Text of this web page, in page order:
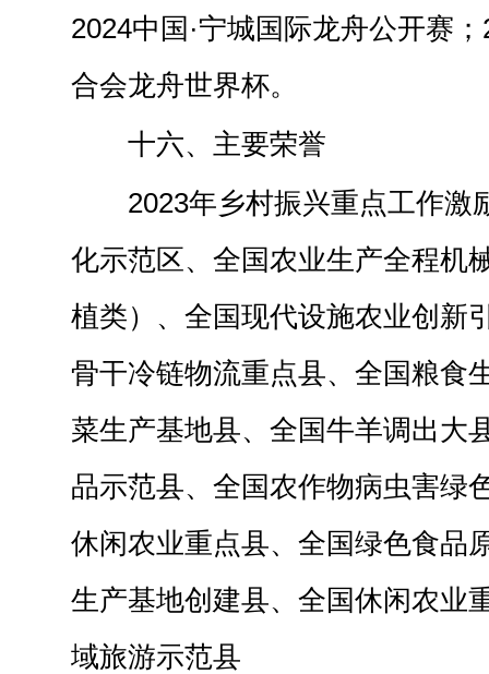
2024中国·宁城国际龙舟公开赛
合会龙舟世界杯。
十六、主要荣誉
2023年乡村振兴重点工作激
化示范区、全国农业生产全程机
植类）、全国现代设施农业创新
骨干冷链物流重点县、全国粮食
菜生产基地县、全国牛羊调出大
品示范县、全国农作物病虫害绿
休闲农业重点县、全国绿色食品
生产基地创建县、全国休闲农业
域旅游示范县